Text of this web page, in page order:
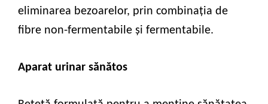
eliminarea bezoarelor, prin combinaţia de
fibre non-fermentabile şi fermentabile.
Aparat urinar sănătos